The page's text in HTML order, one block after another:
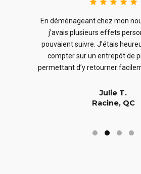
En déménageant chez mon
j’avais plusieurs effets
pouvaient suivre. J’étais
compter sur un entrepôt de
permettant d’y retourner
Julie T.
Racine, QC